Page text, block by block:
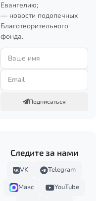
Евангелию;
— новости подопечных
Благотворительного
фонда.
Подписаться
Следите за нами
VK
Telegram
Макс
YouTube